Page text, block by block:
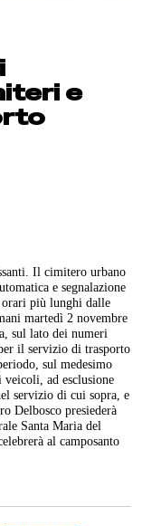
e
Il cimitero urbano
e segnalazione
più lunghi dalle
martedì 2 novembre
sul lato dei numeri
il servizio di trasporto
sul medesimo
ad esclusione
servizio di cui sopra, e
Delbosco presiederà
Santa Maria del
al camposanto